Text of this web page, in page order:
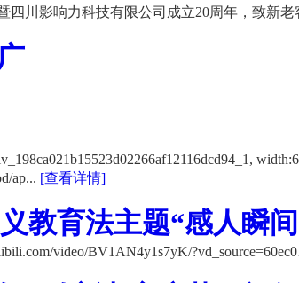
四川影响力科技有限公司成立20周年，致新老
ap... [查看详情]
教育法主题“感人瞬
video/BV1AN4y1s7yK/